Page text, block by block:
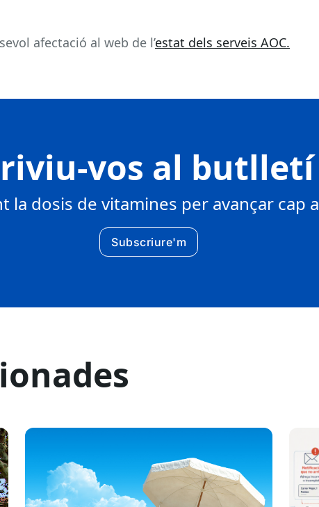
afectació al web de l’estat dels serveis AOC.
vos al butlletí
la dosis de vitamines per avançar cap
Subscriure'm